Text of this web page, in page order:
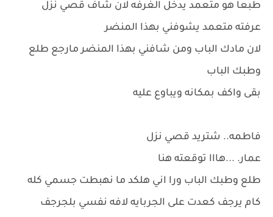
طبعا هو متعمد يدخل الغرفه لان شاف قصي نزل
عرفته متعمد يشوفني بهذا المنضر
لان مادك الباب ومن شافني بهذا المنضر مارجع طلع
وطبك الباب
بقى واكف بمكانه ويباوع عليه
فاطمه.. شتريد قصي نزل
عمار. ...هااا توقعته هنا
طلع وطبك الباب ورا اني هلكد ما نهبطت جسمي كله
كام يرجف كعدت على الجربايه لافه نفسي بلجرجف